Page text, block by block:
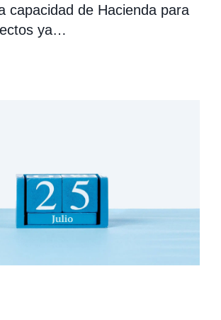
capacidad de Hacienda para
ya…